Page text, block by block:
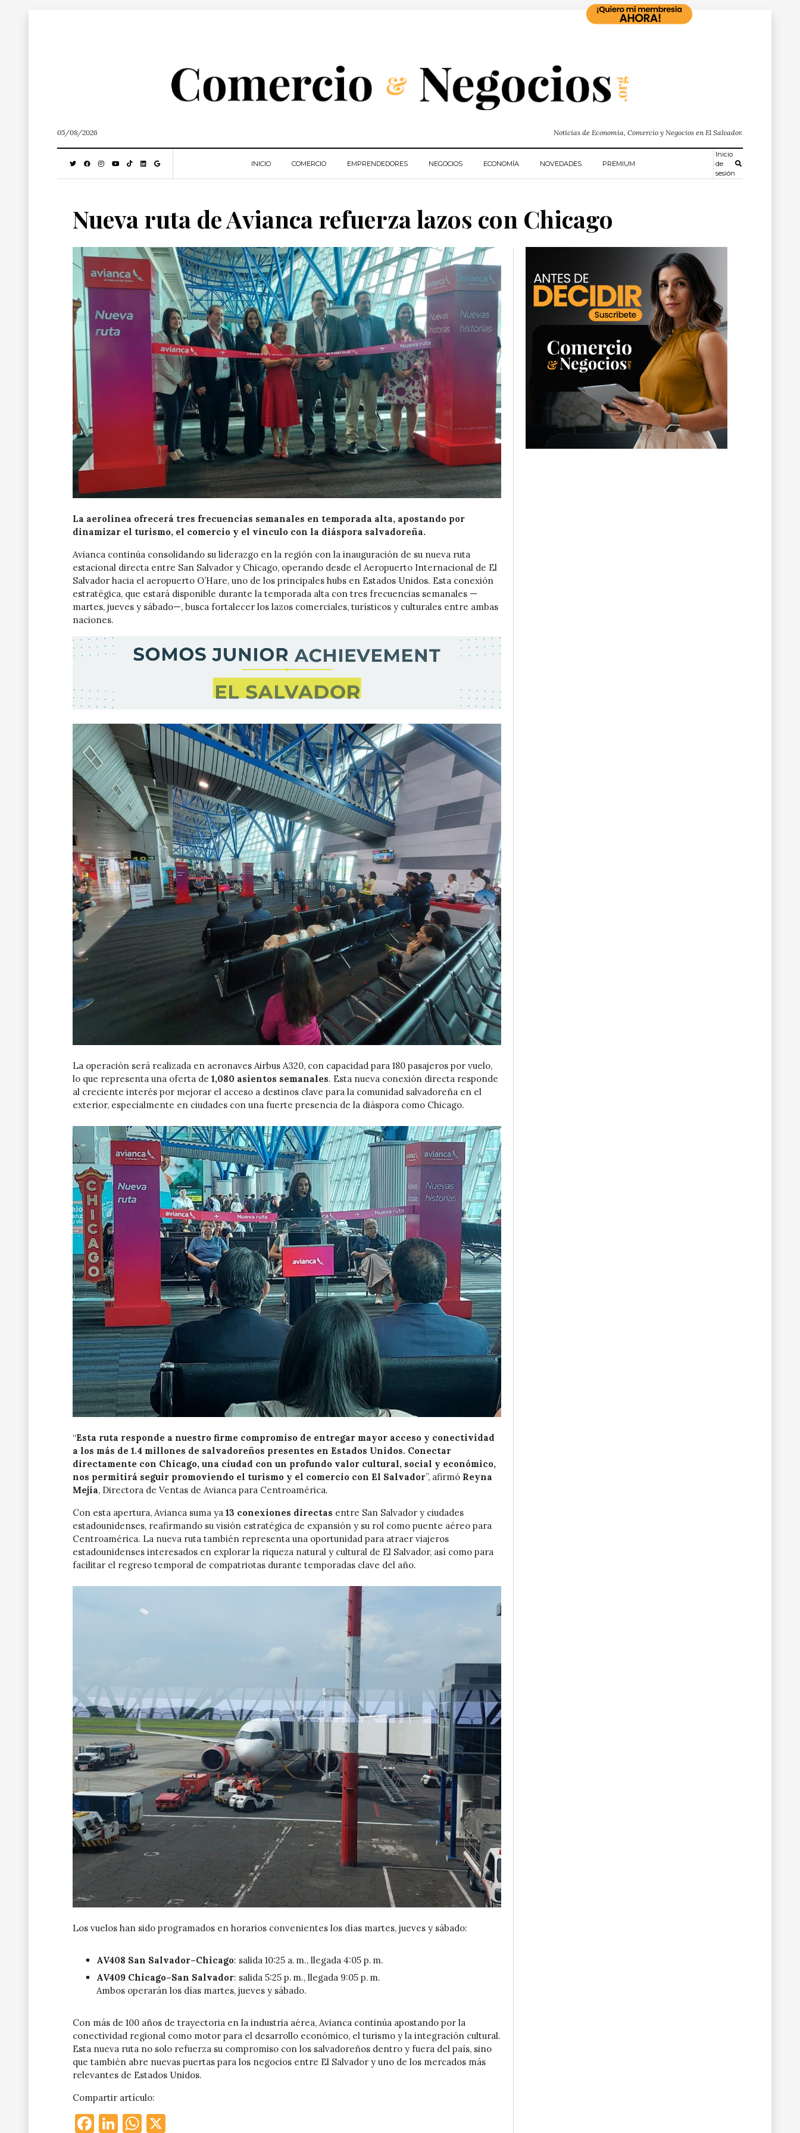
05/08/2026 Noticias de Economía, Comercio y Negocios en El Salvador.
INICIO COMERCIO EMPRENDEDORES NEGOCIOS ECONOMÍA NOVEDADES PREMIUM
Inicio
de
sesión
Nueva ruta de Avianca refuerza lazos con Chicago
La aerolínea ofrecerá tres frecuencias semanales en temporada alta, apostando por
dinamizar el turismo, el comercio y el vínculo con la diáspora salvadoreña.
Avianca continúa consolidando su liderazgo en la región con la inauguración de su nueva ruta
estacional directa entre San Salvador y Chicago, operando desde el Aeropuerto Internacional de El
Salvador hacia el aeropuerto O’Hare, uno de los principales hubs en Estados Unidos. Esta conexión
estratégica, que estará disponible durante la temporada alta con tres frecuencias semanales —
martes, jueves y sábado—, busca fortalecer los lazos comerciales, turísticos y culturales entre ambas
naciones.
La operación será realizada en aeronaves Airbus A320, con capacidad para 180 pasajeros por vuelo,
lo que representa una oferta de 1,080 asientos semanales. Esta nueva conexión directa responde
al creciente interés por mejorar el acceso a destinos clave para la comunidad salvadoreña en el
exterior, especialmente en ciudades con una fuerte presencia de la diáspora como Chicago.
“Esta ruta responde a nuestro firme compromiso de entregar mayor acceso y conectividad
a los más de 1.4 millones de salvadoreños presentes en Estados Unidos. Conectar
directamente con Chicago, una ciudad con un profundo valor cultural, social y económico,
nos permitirá seguir promoviendo el turismo y el comercio con El Salvador”, afirmó Reyna
Mejía, Directora de Ventas de Avianca para Centroamérica.
Con esta apertura, Avianca suma ya 13 conexiones directas entre San Salvador y ciudades
estadounidenses, reafirmando su visión estratégica de expansión y su rol como puente aéreo para
Centroamérica. La nueva ruta también representa una oportunidad para atraer viajeros
estadounidenses interesados en explorar la riqueza natural y cultural de El Salvador, así como para
facilitar el regreso temporal de compatriotas durante temporadas clave del año.
Los vuelos han sido programados en horarios convenientes los días martes, jueves y sábado:
AV408 San Salvador–Chicago: salida 10:25 a. m., llegada 4:05 p. m.
AV409 Chicago–San Salvador: salida 5:25 p. m., llegada 9:05 p. m.
Ambos operarán los días martes, jueves y sábado.
Con más de 100 años de trayectoria en la industria aérea, Avianca continúa apostando por la
conectividad regional como motor para el desarrollo económico, el turismo y la integración cultural.
Esta nueva ruta no solo refuerza su compromiso con los salvadoreños dentro y fuera del país, sino
que también abre nuevas puertas para los negocios entre El Salvador y uno de los mercados más
relevantes de Estados Unidos.
Compartir artículo:
Facebook
LinkedIn
WhatsApp